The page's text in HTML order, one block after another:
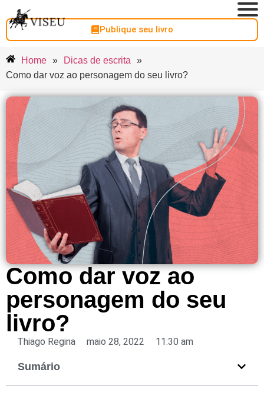
Publique seu livro
Home » Dicas de escrita
»
Como dar voz ao personagem do seu livro?
Como dar voz ao
personagem do seu
livro?
Thiago Regina maio 28, 2022 11:30 am
Sumário